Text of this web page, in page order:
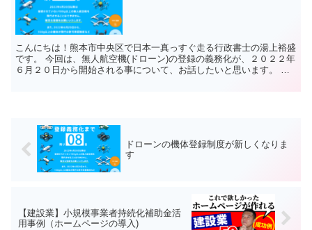
こんにちは！熊本市中央区で日本一真っすぐ走る行政書士の湯上裕盛
です。 今回は、無人航空機(ドローン)の登録の義務化が、２０２２年
６月２０日から開始される事について、お話したいと思います。 機
ドローンの機体登録制度が新しくなりま
す
【建設業】小規模事業者持続化補助金活
用事例（ホームページの導入)